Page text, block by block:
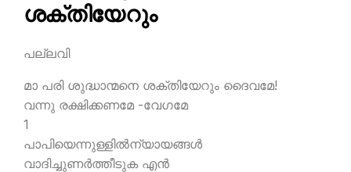
ശക്തിയേറും
പല്ലവി
മാ പരി ശുദ്ധാന്മനെ ശക്തിയേറും ദൈവമേ!
വന്നു രക്ഷിക്കണമേ -വേഗമേ
1
പാപിയെന്നുള്ളില്‍ന്യായങ്ങള്‍
വാദിച്ചുണര്‍ത്തീടുക എന്‍